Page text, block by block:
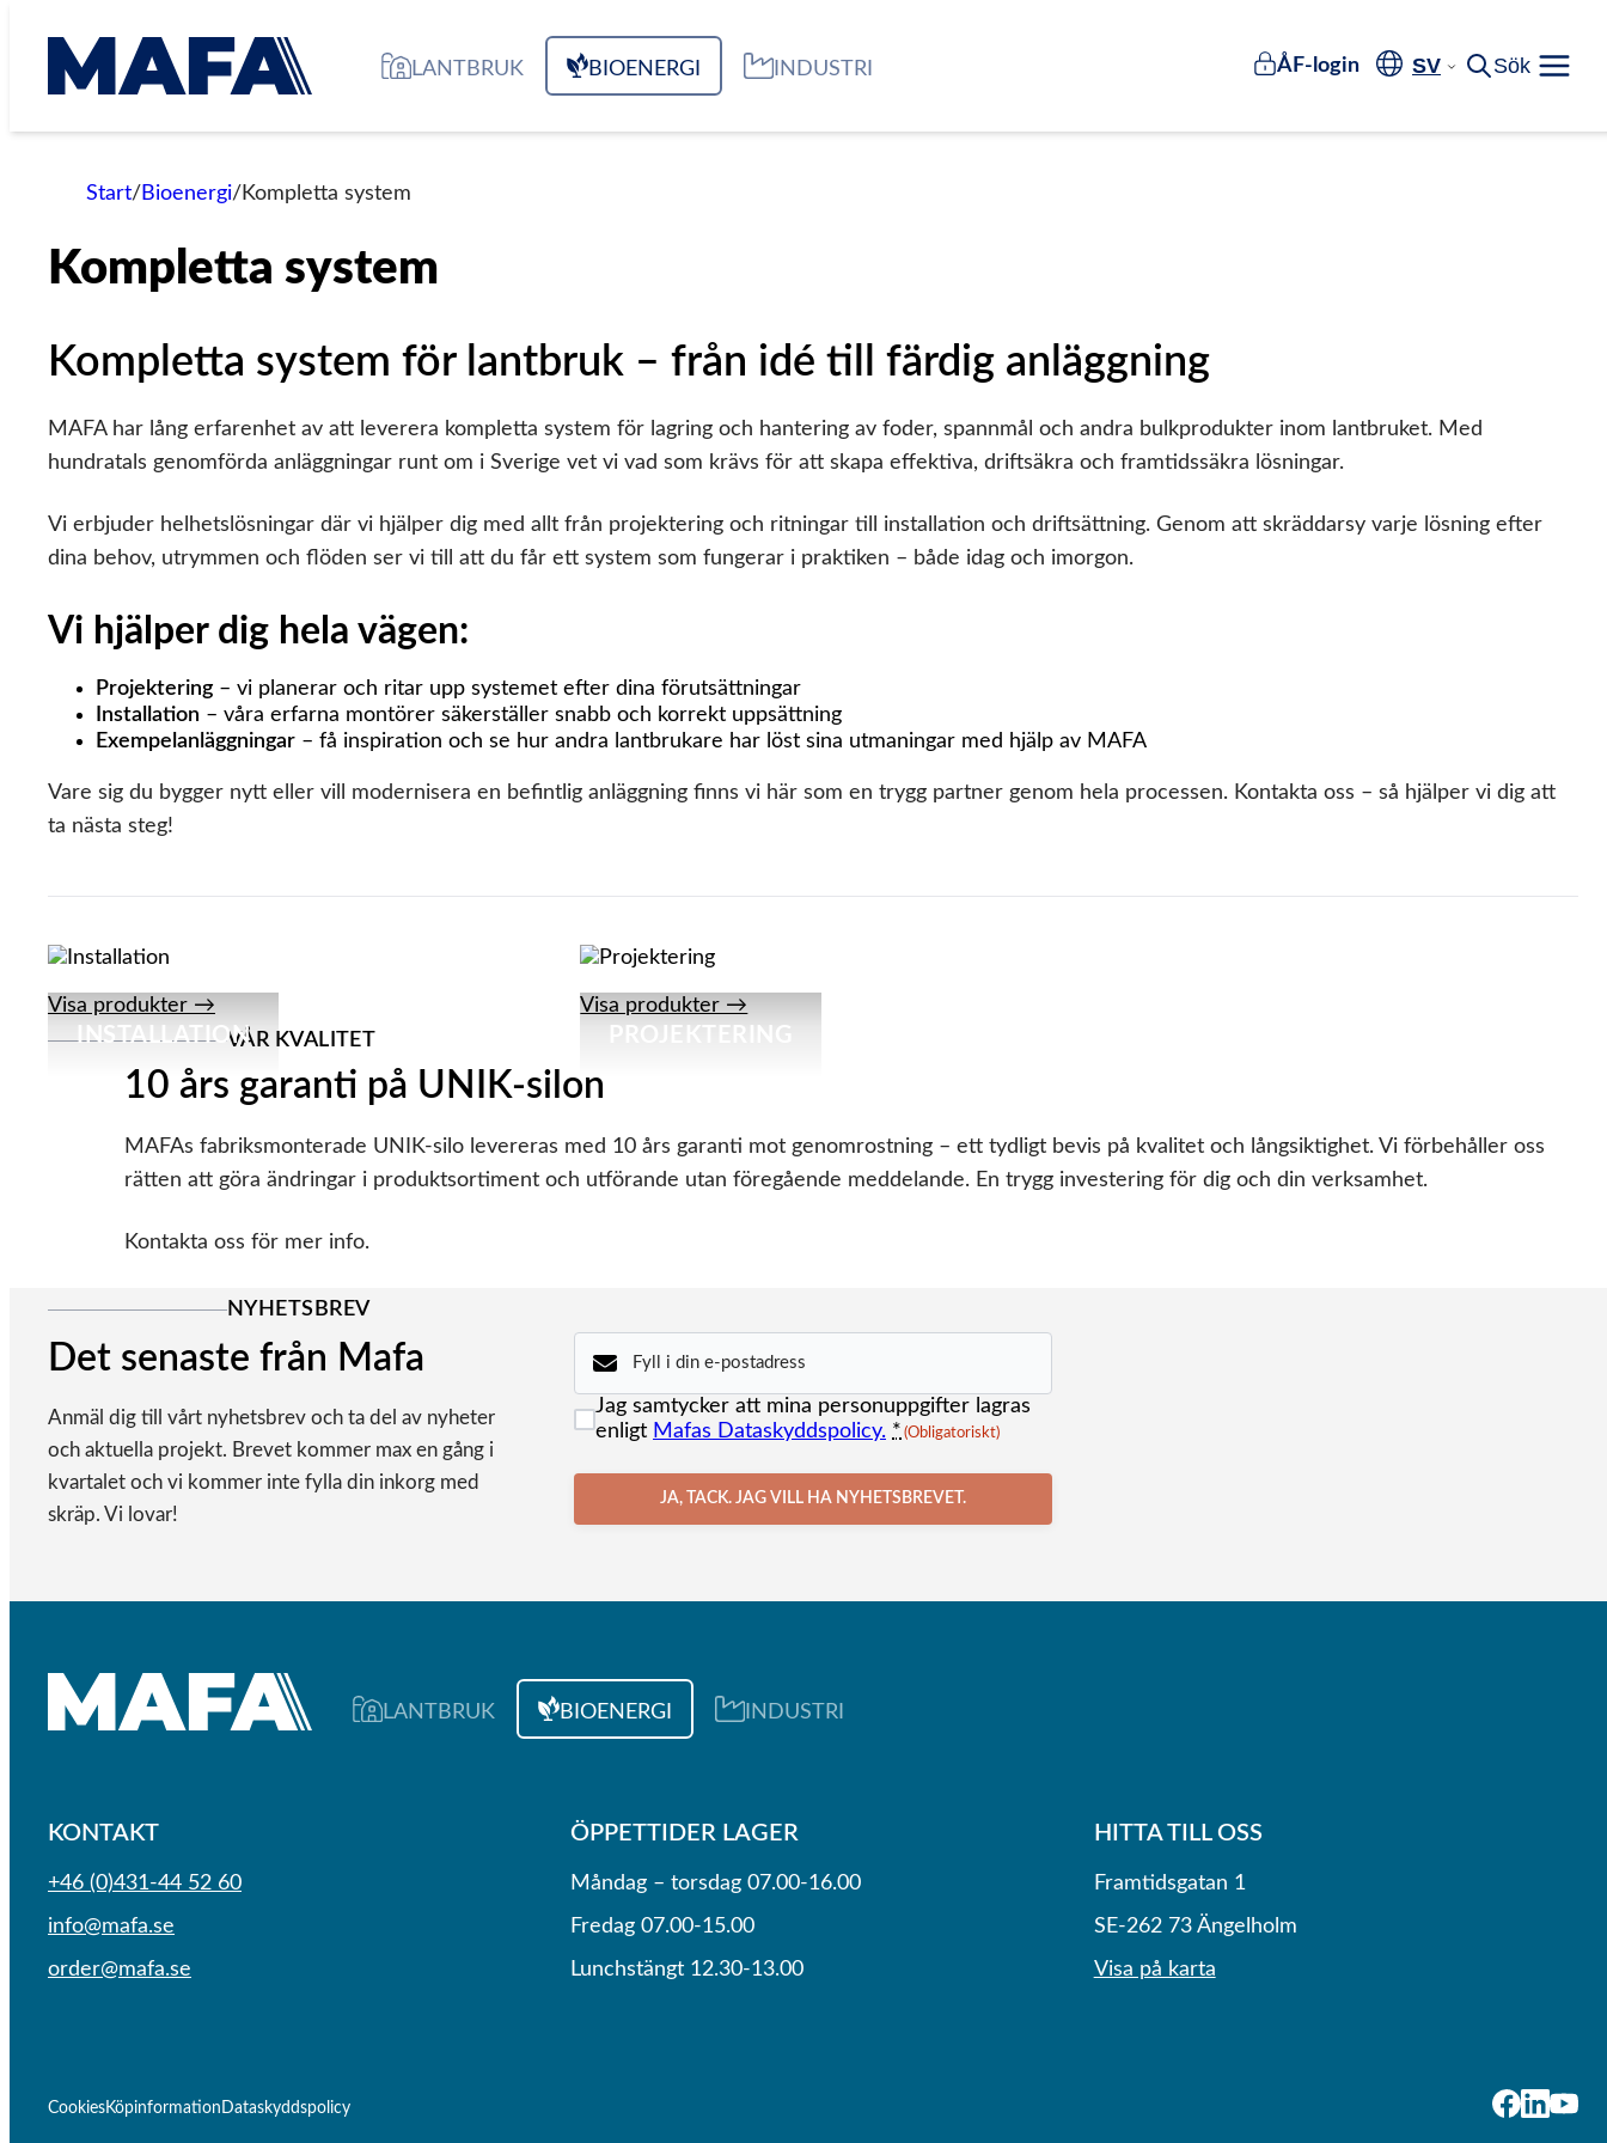
innehåll
LANTBRUK BIOENERGI INDUSTRI ÅF-login SV Sök Meny
Start/ Bioenergi/ Kompletta system
Kompletta system
Kompletta system för lantbruk – från idé till färdig anläggning
MAFA har lång erfarenhet av att leverera kompletta system för lagring och hantering av foder, spannmål och andra bulkprodukter inom lantbruket. Med
hundratals genomförda anläggningar runt om i Sverige vet vi vad som krävs för att skapa effektiva, driftsäkra och framtidssäkra lösningar.
Vi erbjuder helhetslösningar där vi hjälper dig med allt från projektering och ritningar till installation och driftsättning. Genom att skräddarsy varje lösning efter
dina behov, utrymmen och flöden ser vi till att du får ett system som fungerar i praktiken – både idag och imorgon.
Vi hjälper dig hela vägen:
Projektering – vi planerar och ritar upp systemet efter dina förutsättningar
Installation – våra erfarna montörer säkerställer snabb och korrekt uppsättning
Exempelanläggningar – få inspiration och se hur andra lantbrukare har löst sina utmaningar med hjälp av MAFA
Vare sig du bygger nytt eller vill modernisera en befintlig anläggning finns vi här som en trygg partner genom hela processen. Kontakta oss – så hjälper vi dig att
ta nästa steg!
INSTALLATION
Visa produkter →
Visa produkter →
VÅR KVALITET
10 års garanti på UNIK-silon
MAFAs fabriksmonterade UNIK-silo levereras med 10 års garanti mot genomrostning – ett tydligt bevis på kvalitet och långsiktighet. Vi förbehåller oss
rätten att göra ändringar i produktsortiment och utförande utan föregående meddelande. En trygg investering för dig och din verksamhet.
Kontakta oss för mer info.
NYHETSBREV
Det senaste från Mafa
Anmäl dig till vårt nyhetsbrev och ta del av nyheter
och aktuella projekt. Brevet kommer max en gång i
kvartalet och vi kommer inte fylla din inkorg med
skräp. Vi lovar!
post(Obligatoriskt)
Samtycke(Obligatoriskt)
Jag samtycker att mina personuppgifter lagras
enligt Mafas Dataskyddspolicy. * (Obligatoriskt)
JA, TACK. JAG VILL HA NYHETSBREVET.
LANTBRUK BIOENERGI INDUSTRI
KONTAKT
+46 (0)431-44 52 60
info@mafa.se
order@mafa.se
ÖPPETTIDER LAGER
Måndag – torsdag 07.00-16.00
Fredag 07.00-15.00
Lunchstängt 12.30-13.00
HITTA TILL OSS
Framtidsgatan 1
SE-262 73 Ängelholm
Visa på karta
CookiesKöpinformation Dataskyddspolicy